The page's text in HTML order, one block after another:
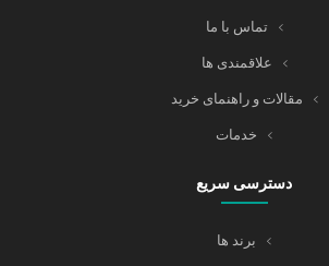
تماس با ما
علاقمندی ها
مقالات و راهنمای خرید
خدمات
دسترسی سریع
برند ها